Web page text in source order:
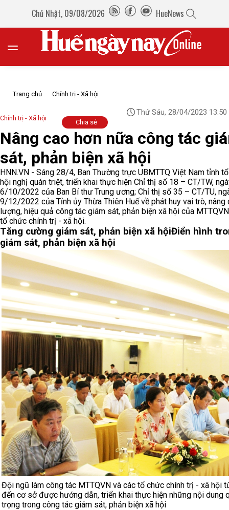
Chủ Nhật, 09/08/2026 HueNews
Trang chủ Chính trị - Xã hội
Chính trị - Xã hội
Thứ Sáu, 28/04/2023 13:50
Chia sẻ
Nâng cao hơn nữa công tác
sát, phản biện xã hội
HNN.VN - Sáng 28/4, Ban Thường trực UBMTTQ Việt Nam tỉnh
hội nghị quán triệt, triển khai thực hiện Chỉ thị số 18 – CT/TW,
6/10/2022 của Ban Bí thư Trung ương; Chỉ thị số 35 – CT/TU,
9/12/2022 của Tỉnh ủy Thừa Thiên Huế về phát huy vai trò, nâng
lượng, hiệu quả công tác giám sát, phản biện xã hội của
tổ chức chính trị - xã hội.
Tăng cường giám sát, phản biện xã hộiĐiển hình
giám sát, phản biện xã hội
Đội ngũ làm công tác MTTQVN và các tổ chức chính trị - xã hội
đến cơ sở được hướng dẫn, triển khai thực hiện những nội dung
trọng trong công tác giám sát, phản biện xã hội